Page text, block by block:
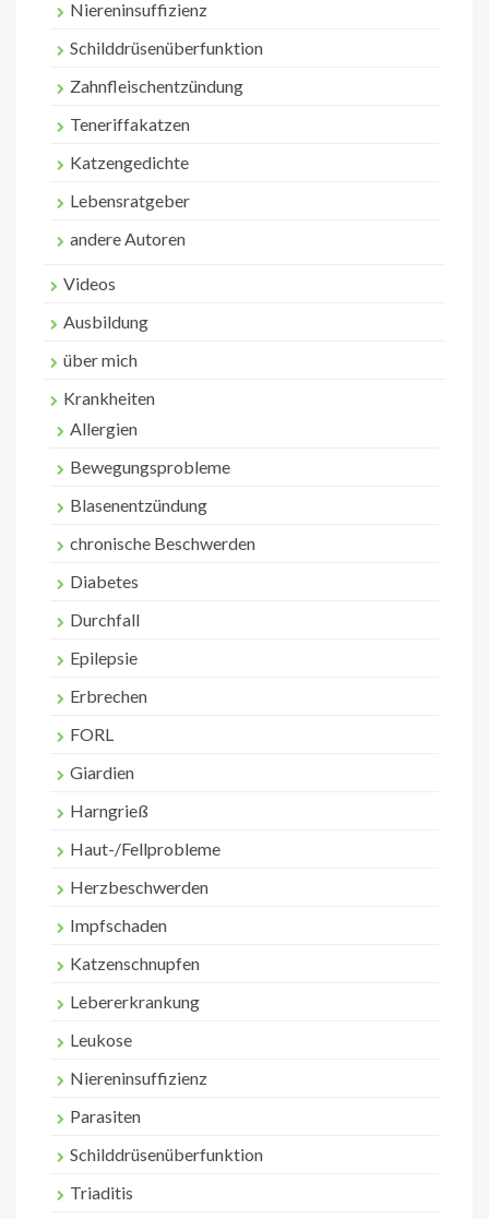
Niereninsuffizienz
Schilddrüsenüberfunktion
Zahnfleischentzündung
Teneriffakatzen
Katzengedichte
Lebensratgeber
andere Autoren
Videos
Ausbildung
über mich
Krankheiten
Allergien
Bewegungsprobleme
Blasenentzündung
chronische Beschwerden
Diabetes
Durchfall
Epilepsie
Erbrechen
FORL
Giardien
Harngrieß
Haut-/Fellprobleme
Herzbeschwerden
Impfschaden
Katzenschnupfen
Lebererkrankung
Leukose
Niereninsuffizienz
Parasiten
Schilddrüsenüberfunktion
Triaditis